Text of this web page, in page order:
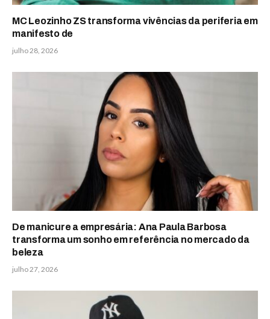
MC Leozinho ZS transforma vivências da periferia em
manifesto de
julho 28, 2026
De manicure a empresária: Ana Paula Barbosa
transforma um sonho em referência no mercado da
beleza
julho 27, 2026